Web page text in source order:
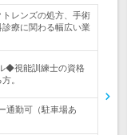
レンズの処方、手術
療に関わる幅広い業
◆視能訓練士の資格
。
通勤可（駐車場あ